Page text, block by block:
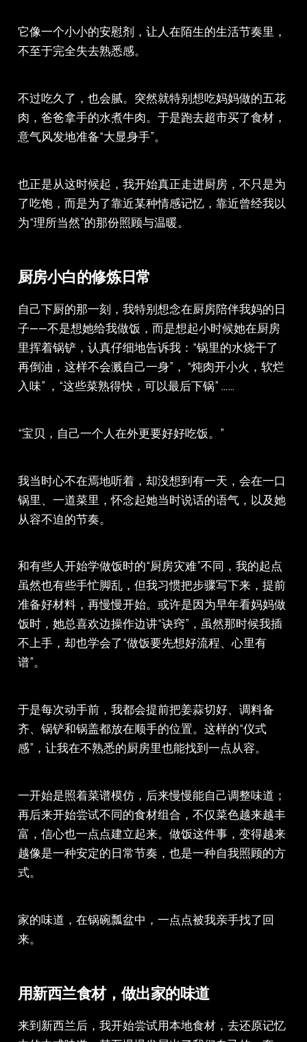
它像一个小小的安慰剂，让人在陌生的生活节奏里，
不至于完全失去熟悉感。
不过吃久了，也会腻。突然就特别想吃妈妈做的五花
肉，爸爸拿手的水煮牛肉。于是跑去超市买了食材，
意气风发地准备“大显身手”。
也正是从这时候起，我开始真正走进厨房，不只是为
了吃饱，而是为了靠近某种情感记忆，靠近曾经我以
为“理所当然”的那份照顾与温暖。
厨房小白的修炼日常
自己下厨的那一刻，我特别想念在厨房陪伴我妈的日
子——不是想她给我做饭，而是想起小时候她在厨房
里挥着锅铲，认真仔细地告诉我：“锅里的水烧干了
再倒油，这样不会溅自己一身”， “炖肉开小火，软烂
入味” ，“这些菜熟得快，可以最后下锅” ……
“宝贝，自己一个人在外更要好好吃饭。”
我当时心不在焉地听着，却没想到有一天，会在一口
锅里、一道菜里，怀念起她当时说话的语气，以及她
从容不迫的节奏。
和有些人开始学做饭时的“厨房灾难”不同，我的起点
虽然也有些手忙脚乱，但我习惯把步骤写下来，提前
准备好材料，再慢慢开始。或许是因为早年看妈妈做
饭时，她总喜欢边操作边讲“诀窍”，虽然那时候我插
不上手，却也学会了“做饭要先想好流程、心里有
谱”。
于是每次动手前，我都会提前把姜蒜切好、调料备
齐、锅铲和锅盖都放在顺手的位置。这样的“仪式
感”，让我在不熟悉的厨房里也能找到一点从容。
一开始是照着菜谱模仿，后来慢慢能自己调整味道；
再后来开始尝试不同的食材组合，不仅菜色越来越丰
富，信心也一点点建立起来。做饭这件事，变得越来
越像是一种安定的日常节奏，也是一种自我照顾的方
式。
家的味道，在锅碗瓢盆中，一点点被我亲手找了回
来。
用新西兰食材，做出家的味道
来到新西兰后，我开始尝试用本地食材，去还原记忆